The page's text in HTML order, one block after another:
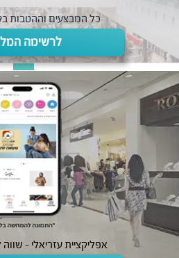
כל המבצעים וההטבות
לרשימה
אפליקציית עזריאלי -